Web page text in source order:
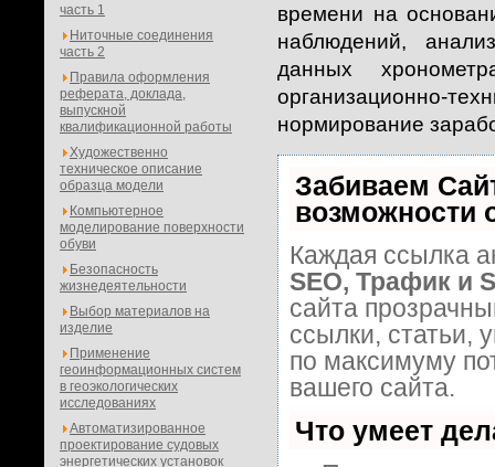
часть 1
Ниточные соединения
часть 2
Правила оформления
реферата, доклада,
выпускной
квалификационной работы
Художественно
техническое описание
образца модели
Компьютерное
моделирование поверхности
обуви
Безопасность
жизнедеятельности
Выбор материалов на
изделие
Применение
геоинформационных систем
в геоэкологических
исследованиях
Автоматизированное
проектирование судовых
энергетических установок
времени на
наблюдений,
данных
организационно-
нормирование
Забиваем
возможности
Каждая ссылка
SEO, Трафик и
сайта
ссылки, статьи,
по максимуму
вашего сайта.
Что умеет